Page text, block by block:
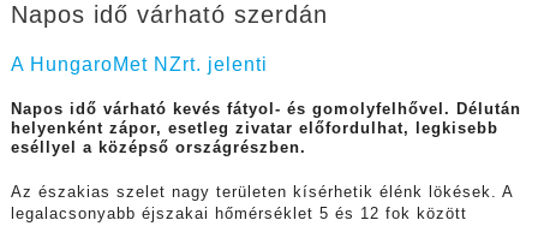
Napos idő várható szerdán
A HungaroMet NZrt. jelenti
Napos idő várható kevés fátyol- és gomolyfelhővel. Délután
helyenként zápor, esetleg zivatar előfordulhat, legkisebb
eséllyel a középső országrészben.
Az északias szelet nagy területen kísérhetik élénk lökések. A
legalacsonyabb éjszakai hőmérséklet 5 és 12 fok között